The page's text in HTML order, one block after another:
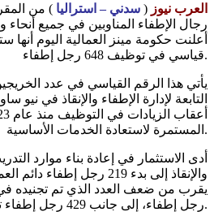
العرب نيوز ( سدني – استراليا ) من
رجال الإطفاء المناوبين في جميع أنحاء
أعلنت حكومة مينز العمالية اليوم أنها
قياسي في توظيف 648 رجل إطفاء.
يأتي هذا الرقم القياسي في عدد
التابعة لإدارة الإطفاء والإنقاذ في
المستمرة لاستعادة الخدمات الأساسية.
أدى الاستثمار في إعادة بناء موارد
رجل إطفاء، إلى جانب 429 رجل إطفاء تحت الطلب.